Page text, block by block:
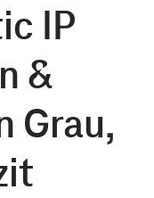
IP
&
Grau,